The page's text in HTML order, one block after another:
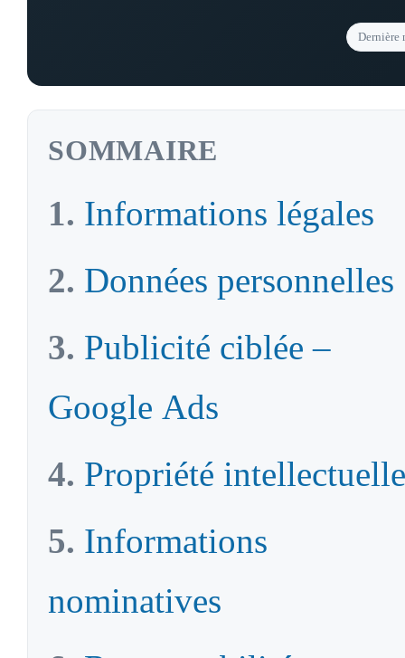
Dernière
SOMMAIRE
Informations légales
Données personnelles
Publicité ciblée –
Google Ads
Propriété intellectuelle
Informations
nominatives